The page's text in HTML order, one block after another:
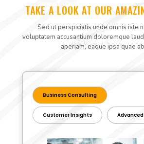
TAKE A LOOK AT OUR
Sed ut perspiciatis unde omnis iste
voluptatem accusantium doloremque
aperiam, eaque ipsa quae
Business Consulting
Customer Insights